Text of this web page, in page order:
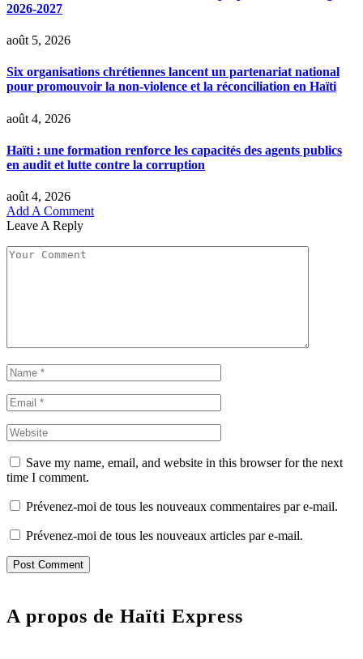
2026-2027
août 5, 2026
Six organisations chrétiennes lancent un partenariat national
pour promouvoir la non-violence et la réconciliation en Haïti
août 4, 2026
Haïti : une formation renforce les capacités des agents publics
en audit et lutte contre la corruption
août 4, 2026
Add A Comment
Leave A Reply
Save my name, email, and website in this browser for the next
time I comment.
Prévenez-moi de tous les nouveaux commentaires par e-mail.
Prévenez-moi de tous les nouveaux articles par e-mail.
A propos de Haïti Express